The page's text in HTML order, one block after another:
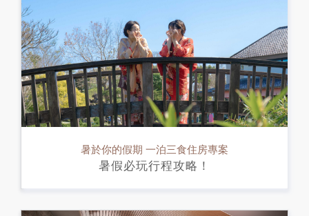
暑於你的假期 一泊三食住房專案
暑假必玩行程攻略！